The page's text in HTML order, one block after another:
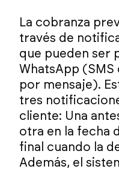
La cobranza
través de
que pueden ser
WhatsApp
por mensaje).
tres
cliente: Una
otra en la fecha
final cuando la
Además, el